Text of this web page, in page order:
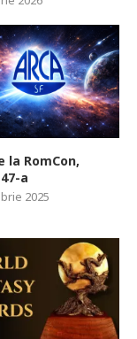
RomCon,
a
2025